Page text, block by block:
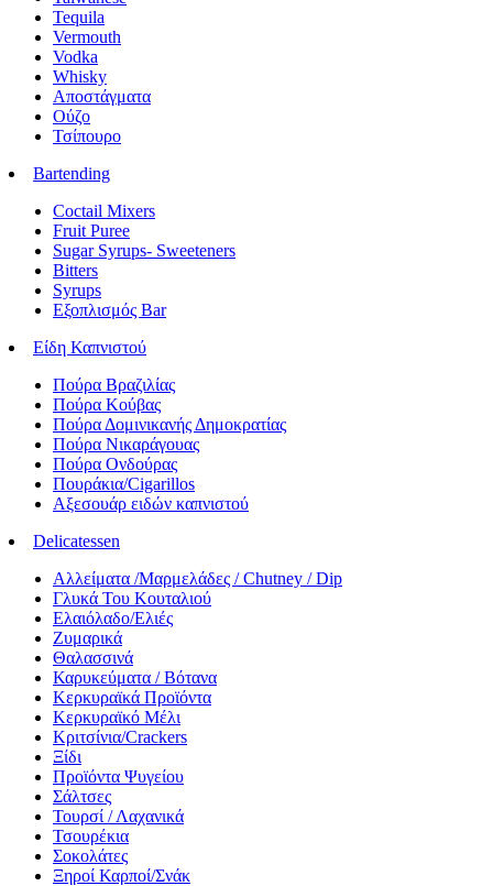
Tequila
Vermouth
Vodka
Whisky
Αποστάγματα
Ούζο
Τσίπουρο
Bartending
Coctail Mixers
Fruit Puree
Sugar Syrups- Sweeteners
Bitters
Syrups
Εξοπλισμός Bar
Είδη Καπνιστού
Πούρα Βραζιλίας
Πούρα Κούβας
Πούρα Δομινικανής Δημοκρατίας
Πούρα Νικαράγουας
Πούρα Ονδούρας
Πουράκια/Cigarillos
Αξεσουάρ ειδών καπνιστού
Delicatessen
Αλλείματα /Μαρμελάδες / Chutney / Dip
Γλυκά Του Κουταλιού
Ελαιόλαδο/Ελιές
Ζυμαρικά
Θαλασσινά
Καρυκεύματα / Βότανα
Κερκυραϊκά Προϊόντα
Κερκυραϊκό Μέλι
Κριτσίνια/Crackers
Ξίδι
Προϊόντα Ψυγείου
Σάλτσες
Τουρσί / Λαχανικά
Τσουρέκια
Σοκολάτες
Ξηροί Καρποί/Σνάκ